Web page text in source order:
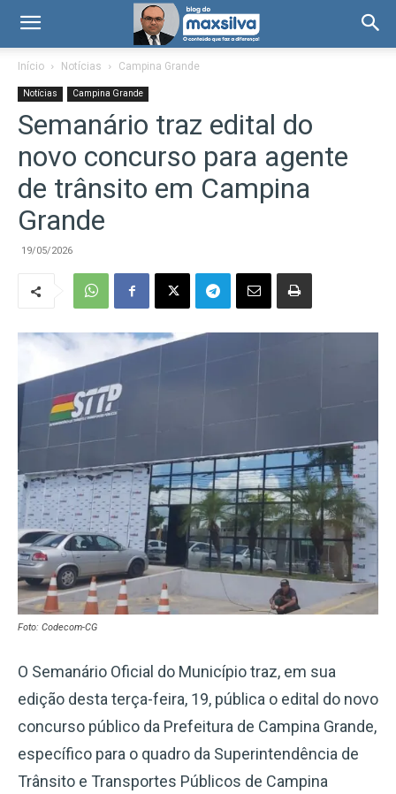
Início Notícias Campina Grande
Notícias Campina Grande
Semanário traz edital do
novo concurso para agente
de trânsito em Campina
Grande
19/05/2026
Foto: Codecom-CG
O Semanário Oficial do Município traz, em sua
edição desta terça-feira, 19, pública o edital do novo
concurso público da Prefeitura de Campina Grande,
específico para o quadro da Superintendência de
Trânsito e Transportes Públicos de Campina